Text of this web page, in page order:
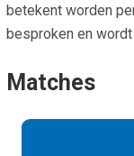
betekent worden
besproken en
Matches